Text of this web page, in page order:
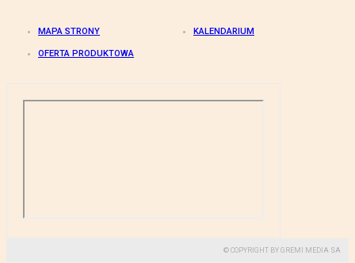
MAPA STRONY KALENDARIUM
OFERTA PRODUKTOWA
© COPYRIGHT BY GREMI MEDIA SA